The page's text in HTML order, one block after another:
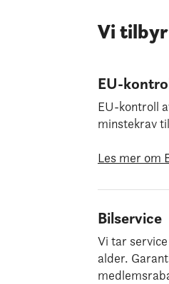
Vi tilbyr
EU-
EU-kontroll
minstekrav
Les mer om
Bilservice
Vi tar
alder.